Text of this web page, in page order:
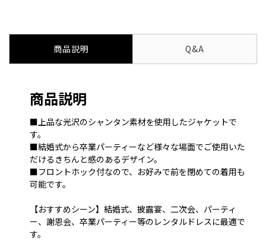
商品説明 Q&A
商品説明
■上品な光沢のシャンタン素材を使用したジャケットで
す。
■結婚式から卒業パーティーなど様々な場面でご使用いた
だけるきちんと感のあるデザイン。
■フロントホック付なので、お好みで前を閉めての着用も
可能です。
【おすすめシーン】結婚式、披露宴、二次会、パーティ
ー、謝恩会、卒業パーティー等のレンタルドレスに最適で
す。